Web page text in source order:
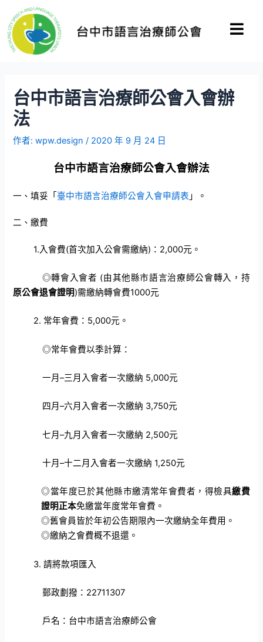
台中市語言治療師公會入會辦
法
作者:wpw.design/ 2020 年 9 月 24 日
台中市語言治療師公會入會辦法
一、填妥「 臺中市語言治療師公會入會申請表 」。
二、繳費
1. 入會費(首次加入公會需繳納) ： 2,000元。
◎轉會入會者 (由其他縣市語言治療師公會轉入，持
原公會退會證明)需繳納轉會費1000元
2. 常年會費： 5,000元。
◎常年會費以季計算：
一月 –三月入會者一次繳納 5,000元
四月 –六月入會者一次繳納 3,750元
七月 –九月入會者一次繳納 2,500元
十月 –十二月入會者一次繳納 1,250元
◎當年度已於其他縣市繳清常年會費者，得檢具繳費
證明正本免繳當年度常年會費 。
◎舊會員皆於年初公告期限內一次繳納全年費用。
◎繳納之會費概不退還。
3.請將款項匯入
郵政劃撥： 22711307
戶名：台中市語言治療師公會